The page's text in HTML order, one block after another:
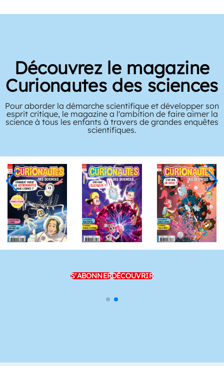
Découvrez le magazine
Curionautes des sciences
Pour aborder la démarche scientifique et développer son
esprit critique, le magazine a l'ambition de faire aimer la
science à tous les enfants à travers de grandes enquêtes
scientifiques.
S'ABONNERDÉCOUVRIR